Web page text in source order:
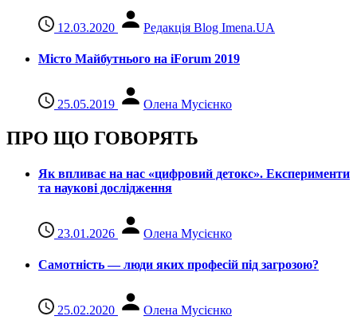
12.03.2020 Редакція Blog Imena.UA
Місто Майбутнього на iForum 2019
25.05.2019 Олена Мусієнко
ПРО ЩО ГОВОРЯТЬ
Як впливає на нас «цифровий детокс». Експерименти
та наукові дослідження
23.01.2026 Олена Мусієнко
Самотність — люди яких професій під загрозою?
25.02.2020 Олена Мусієнко